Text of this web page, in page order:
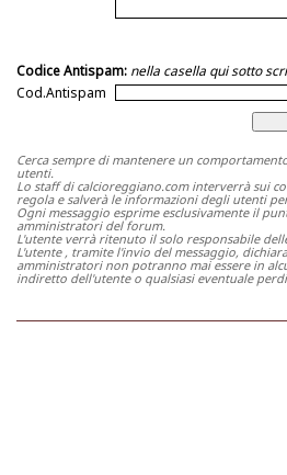
Codice Antispam: nella casella qui sotto
Cod.Antispam
Cerca sempre di mantenere un
utenti.
Lo staff di calcioreggiano.com interverrà sui
regola e salverà le informazioni degli utenti
Ogni messaggio esprime esclusivamente il
amministratori del forum.
L'utente verrà ritenuto il solo responsabile
L'utente , tramite l'invio del messaggio,
amministratori non potranno mai essere in
indiretto dell'utente o qualsiasi eventuale